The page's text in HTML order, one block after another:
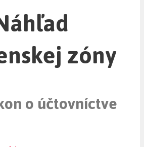
zóny
o účtovníctve